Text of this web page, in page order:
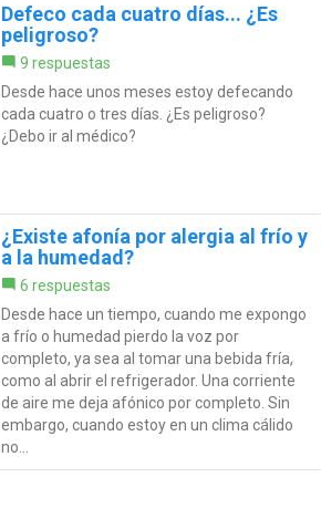
Defeco cada cuatro días... ¿Es
peligroso?
9 respuestas
Desde hace unos meses estoy defecando
cada cuatro o tres días. ¿Es peligroso?
¿Debo ir al médico?
¿Existe afonía por alergia al frío y
a la humedad?
6 respuestas
Desde hace un tiempo, cuando me expongo
a frío o humedad pierdo la voz por
completo, ya sea al tomar una bebida fría,
como al abrir el refrigerador. Una corriente
de aire me deja afónico por completo. Sin
embargo, cuando estoy en un clima cálido
no...